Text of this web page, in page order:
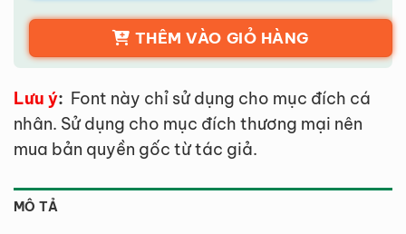
THÊM VÀO GIỎ HÀNG
Lưu ý: Font này chỉ sử dụng cho mục đích cá
nhân. Sử dụng cho mục đích thương mại nên
mua bản quyền gốc từ tác giả.
MÔ TẢ